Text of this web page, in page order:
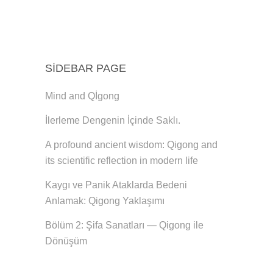
SIDEBAR PAGE
Mind and Qİgong
İlerleme Dengenin İçinde Saklı.
A profound ancient wisdom: Qigong and
its scientific reflection in modern life
Kaygı ve Panik Ataklarda Bedeni
Anlamak: Qigong Yaklaşımı
Bölüm 2: Şifa Sanatları — Qigong ile
Dönüşüm